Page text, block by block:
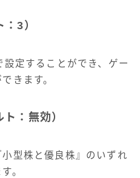
3）
定することができ、ゲー
きます。
：無効）
小型株と優良株』のいずれ
。